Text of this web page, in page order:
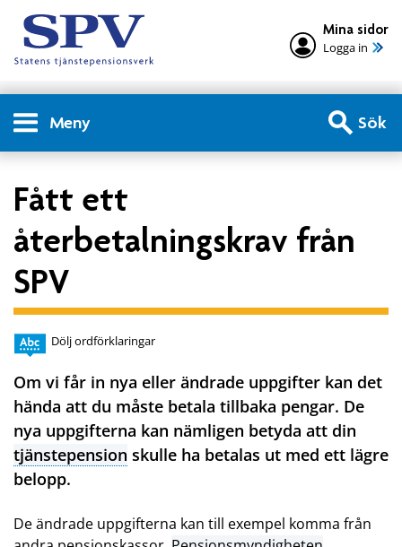
Mina sidor
Logga in
Meny Sök
Fått ett
återbetalningskrav från
SPV
Dölj ordförklaringar
Om vi får in nya eller ändrade uppgifter kan det
hända att du måste betala tillbaka pengar. De
nya uppgifterna kan nämligen betyda att din
tjänstepension skulle ha betalas ut med ett lägre
belopp.
De ändrade uppgifterna kan till exempel komma från